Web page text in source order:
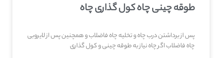
طوقه چینی چاه کول گذاری چاه
پس از برداشتن درب چاه و تخلیه چاه فاضلاب و همچنین پس از لایروبی
چاه فاضلاب اگر چاه نیاز به طوقه چینی و کول گذاری